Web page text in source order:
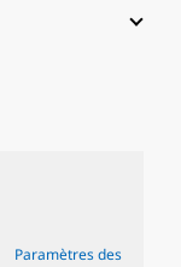
Paramètres des